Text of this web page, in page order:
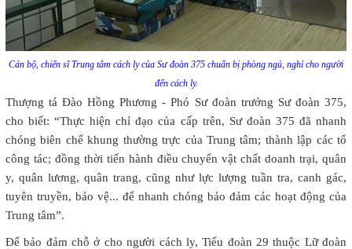
Cán bộ, chiến sĩ Trung tâm cách ly của Sư đoàn 375 chuẩn bị phòng ngủ, nghỉ cho người
đến cách ly.
Thượng tá Đào Hồng Phương - Phó Sư đoàn trưởng Sư đoàn 375,
cho biết: “Thực hiện chỉ đạo của cấp trên, Sư đoàn 375 đã nhanh
chóng biên chế khung thường trực của Trung tâm; thành lập các tổ
công tác; đồng thời tiến hành điều chuyển vật chất doanh trại, quân
y, quân lương, quân trang, cũng như lực lượng tuần tra, canh gác,
tuyên truyền, bảo vệ... để nhanh chóng bảo đảm các hoạt động của
Trung tâm”.
Để bảo đảm chỗ ở cho người cách ly, Tiểu đoàn 29 thuộc Lữ đoàn